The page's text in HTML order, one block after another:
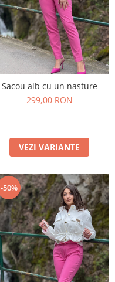
Sacou alb cu un nasture
299,00 RON
VEZI VARIANTE
-50%